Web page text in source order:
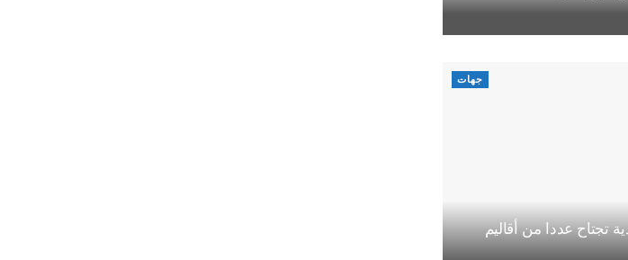
جهات
تجتاح عددا من أقاليم